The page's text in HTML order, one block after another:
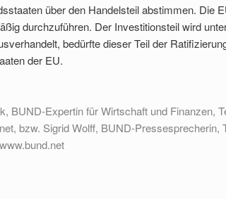
über den Handelsteil abstimmen. Die
durchzuführen. Der Investitionsteil wird
bedürfte dieser Teil der
der EU.
BUND-Expertin für Wirtschaft und Finanzen,
bzw. Sigrid Wolff, BUND-Pressesprecherin,